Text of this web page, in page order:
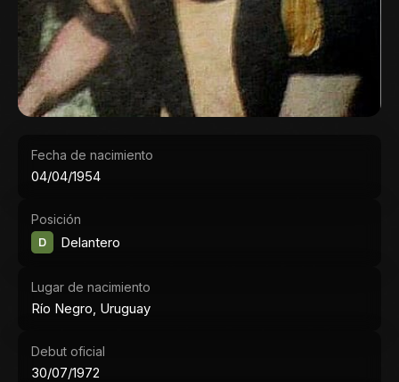
Fecha de nacimiento
04/04/1954
Posición
D Delantero
Lugar de nacimiento
Río Negro, Uruguay
Debut oficial
30/07/1972